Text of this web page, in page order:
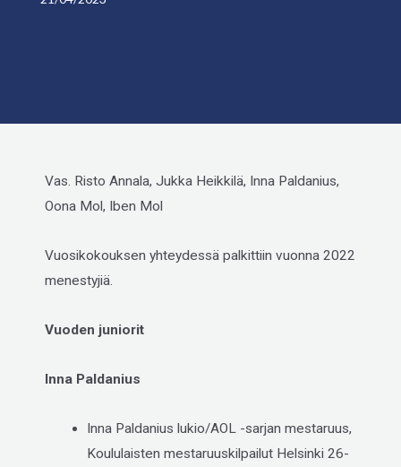
Vas. Risto Annala, Jukka Heikkilä, Inna Paldanius,
Oona Mol, Iben Mol
Vuosikokouksen yhteydessä palkittiin vuonna 2022
menestyjiä.
Vuoden juniorit
Inna Paldanius
Inna Paldanius lukio/AOL -sarjan mestaruus,
Koululaisten mestaruuskilpailut Helsinki 26-